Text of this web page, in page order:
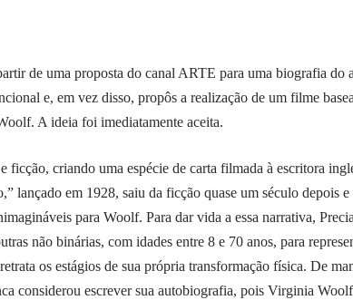
de uma proposta do canal ARTE para uma biografia do
e, em vez disso, propôs a realização de um filme
A ideia foi imediatamente aceita.
ficção, criando uma espécie de carta filmada à escritora
lançado em 1928, saiu da ficção quase um século depois
para Woolf. Para dar vida a essa narrativa,
não binárias, com idades entre 8 e 70 anos, para
os estágios de sua própria transformação física. De
considerou escrever sua autobiografia, pois Virginia